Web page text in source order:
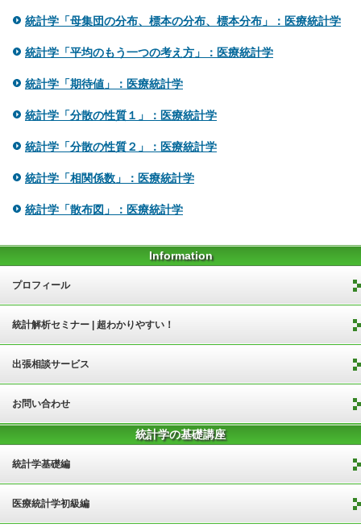
統計学「母集団の分布、標本の分布、標本分布」：医療統計学
統計学「平均のもう一つの考え方」：医療統計学
統計学「期待値」：医療統計学
統計学「分散の性質１」：医療統計学
統計学「分散の性質２」：医療統計学
統計学「相関係数」：医療統計学
統計学「散布図」：医療統計学
Information
プロフィール
統計解析セミナー | 超わかりやすい！
出張相談サービス
お問い合わせ
統計学の基礎講座
統計学基礎編
医療統計学初級編